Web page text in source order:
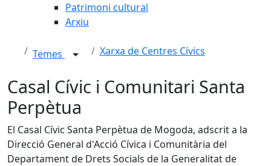
Patrimoni cultural
Arxiu
Temes Xarxa de Centres Cívics
Casal Cívic i Comunitari Santa
Perpètua
El Casal Cívic Santa Perpètua de Mogoda, adscrit a la
Direcció General d'Acció Cívica i Comunitària del
Departament de Drets Socials de la Generalitat de